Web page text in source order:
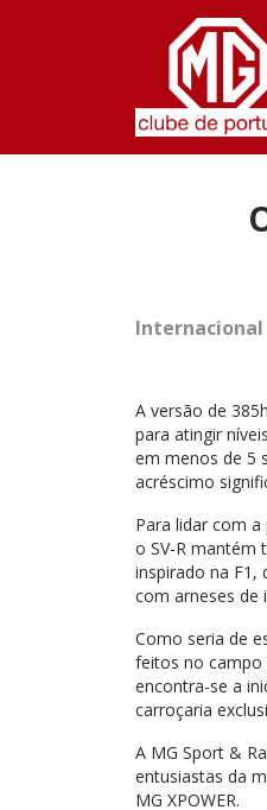
Internacional
A versão de
para atingir
em menos de 5
acréscimo
Para lidar com
o SV-R mantém
inspirado na
com arneses de
Como seria de
feitos no campo
encontra-se a
carroçaria
A MG Sport &
entusiastas da
MG XPOWER.